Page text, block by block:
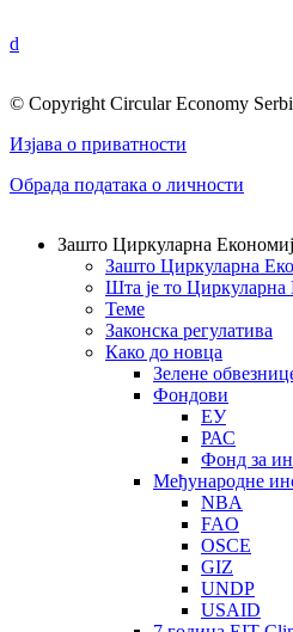
d
© Copyright Circular Economy
Изјава о приватности
Обрада података о личности
Зашто Циркуларна
Зашто Циркуларна
Шта је то Циркуларна
Теме
Законска регулатива
Како до новца
Зелене
Фондови
ЕУ
РАС
Фонд за
Међународне
NBA
FAO
OSCE
GIZ
UNDP
USAID